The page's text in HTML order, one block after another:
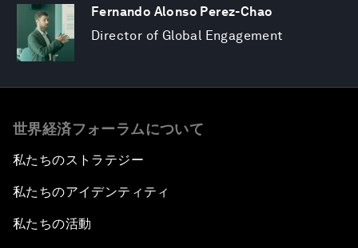
Fernando Alonso Perez-Chao
Director of Global Engagement
世界経済フォーラムについて
私たちのストラテジー
私たちのアイデンティティ
私たちの活動